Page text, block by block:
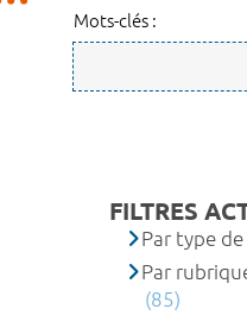
Mots-clés :
FILTRES
Par type
Par
(85)